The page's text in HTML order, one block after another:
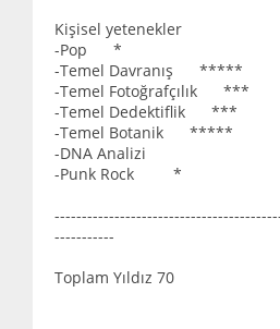
Kişisel yetenekler
-Pop *
-Temel Davranış *****
-Temel Fotoğrafçılık ***
-Temel Dedektiflik ***
-Temel Botanik *****
-DNA Analizi
-Punk Rock *
-----------
Toplam Yıldız 70